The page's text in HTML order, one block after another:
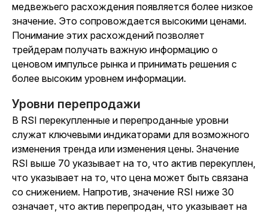
медвежьего расхождения появляется более низкое
значение. Это сопровождается высокими ценами.
Понимание этих расхождений позволяет
трейдерам получать важную информацию о
ценовом импульсе рынка и принимать решения с
более высоким уровнем информации.
Уровни перепродажи
В RSI перекупленные и перепроданные уровни
служат ключевыми индикаторами для возможного
изменения тренда или изменения цены. Значение
RSI выше 70 указывает на то, что актив перекуплен,
что указывает на то, что цена может быть связана
со снижением. Напротив, значение RSI ниже 30
означает, что актив перепродан, что указывает на